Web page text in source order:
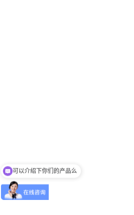
有没有对应案例